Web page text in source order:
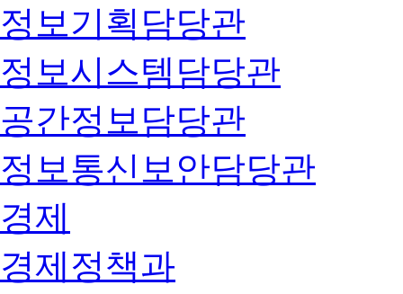
정보기획담당관
정보시스템담당관
공간정보담당관
정보통신보안담당관
경제
경제정책과